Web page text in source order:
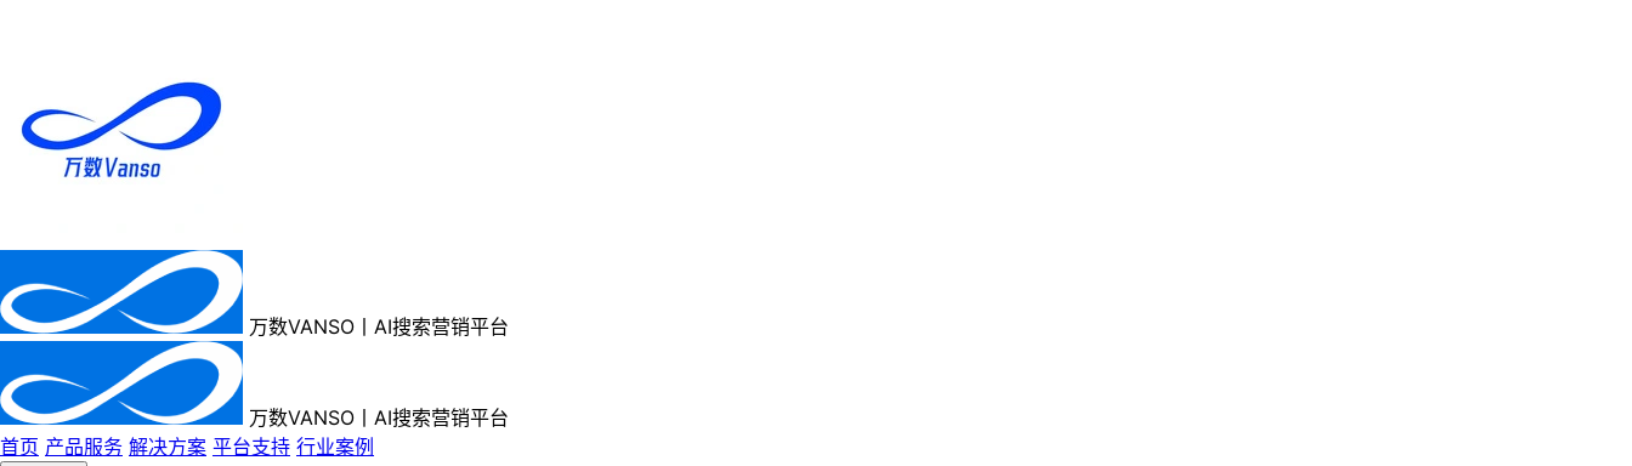
万数VANSO丨AI搜索营销平台
万数VANSO丨AI搜索营销平台
首页 产品服务 解决方案 平台支持 行业案例